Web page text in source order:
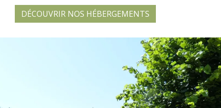
DÉCOUVRIR NOS HÉBERGEMENTS